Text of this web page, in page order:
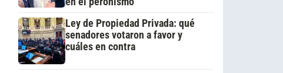
Ley de Propiedad Privada: qué
senadores votaron a favor y
cuáles en contra